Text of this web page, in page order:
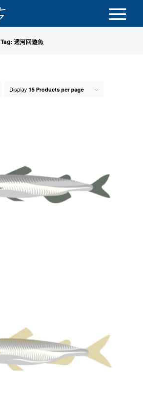
Tag: 遡河回遊魚
Display 15 Products per page